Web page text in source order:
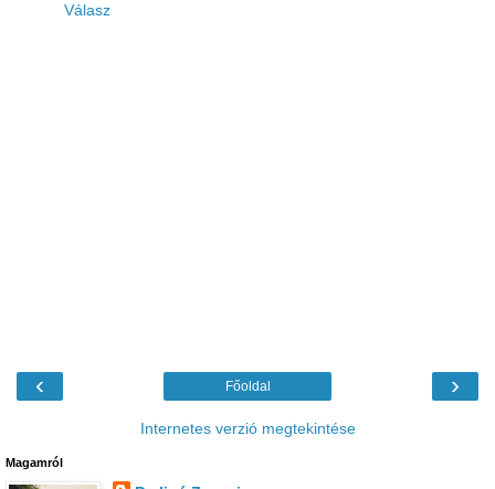
Válasz
‹ ›
Főoldal
Internetes verzió megtekintése
Magamról